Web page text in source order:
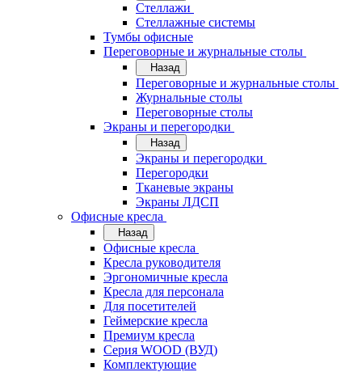
Стеллажи
Стеллажные системы
Тумбы офисные
Переговорные и журнальные столы
Назад
Переговорные и журнальные столы
Журнальные столы
Переговорные столы
Экраны и перегородки
Назад
Экраны и перегородки
Перегородки
Тканевые экраны
Экраны ЛДСП
Офисные кресла
Назад
Офисные кресла
Кресла руководителя
Эргономичные кресла
Кресла для персонала
Для посетителей
Геймерские кресла
Премиум кресла
Серия WOOD (ВУД)
Комплектующие